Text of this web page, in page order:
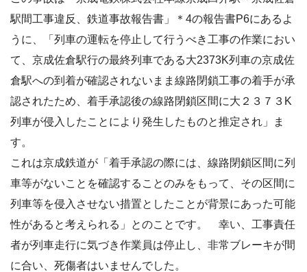
駅間工事違反、鉄道事故報告書」＊4の報告書P6にあるよ
うに、「列車の運転を停止して行うべき工事の作業におい
て、京成佐倉駅行の最終列車である大2373K列車の京成佐
倉駅への到着が確認されないまま線路閉鎖工事の着手が承
認されたため、着手承認後の線路閉鎖区間に大２３７３K
列車が侵入したことにより発生したものと推定され」ま
す。
これは京成鉄道が「着手承認の際には、線路閉鎖区間に列
車等がないことを確認することのみをもって、その区間に
列車等を侵入させない措置としたことが背景にあった可能
性があると考えられる」とのことです。 幸い、工事責任
者が列車走行に気づき作業員は停止し、非常ブレーキが間
に合い、死傷者はいませんでした。